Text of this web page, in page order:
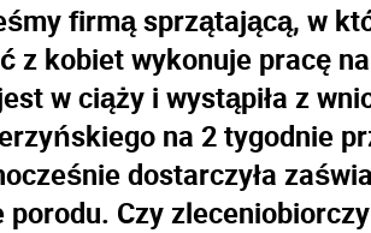
firmą sprzątającą, w
z kobiet wykonuje pracę
w ciąży i wystąpiła z
na 2 tygodnie
dostarczyła
porodu. Czy